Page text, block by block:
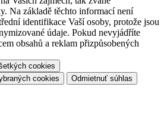
Na základě těchto informací není
identifikace Vaší osoby, protože jsou
údaje. Pokud nevyjádříte
obsahů a reklam přizpůsobených
cookies
cookies
Odmietnuť súhlas